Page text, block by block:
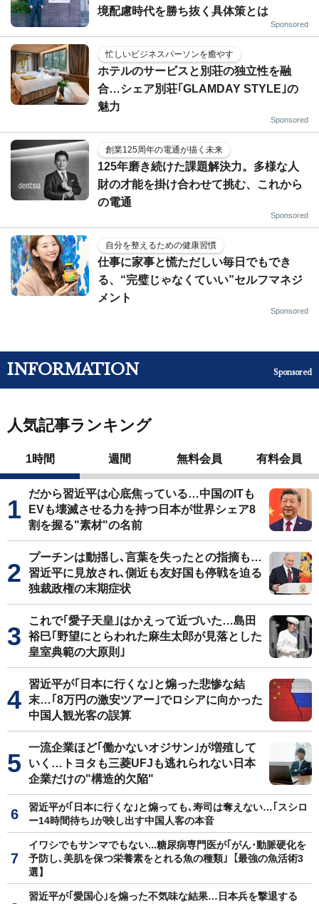
境配慮時代を勝ち抜く具体策とは
Sponsored
忙しいビジネスパーソンを癒やす
ホテルのサービスと別荘の独立性を融
合…シェア別荘｢GLAMDAY STYLE｣の
魅力
Sponsored
創業125周年の電通が描く未来
125年磨き続けた課題解決力。多様な人
財の才能を掛け合わせて挑む、これから
の電通
Sponsored
自分を整えるための健康習慣
仕事に家事と慌ただしい毎日でもでき
る、“完璧じゃなくていい”セルフマネジ
メント
Sponsored
INFORMATION Sponsored
人気記事ランキング
1時間 週間 無料会員 有料会員
だから習近平は心底焦っている…中国のITも
EVも壊滅させる力を持つ日本が世界シェア8
割を握る"素材"の名前
プーチンは動揺し､言葉を失ったとの指摘も…
習近平に見放され､側近も友好国も停戦を迫る
独裁政権の末期症状
これで｢愛子天皇｣はかえって近づいた…島田
裕巳｢野望にとらわれた麻生太郎が見落とした
皇室典範の大原則｣
習近平が｢日本に行くな｣と煽った悲惨な結
末…｢8万円の激安ツアー｣でロシアに向かった
中国人観光客の誤算
一流企業ほど｢働かないオジサン｣が増殖して
いく…トヨタも三菱UFJも逃れられない日本
企業だけの"構造的欠陥"
習近平が｢日本に行くな｣と煽っても､寿司は奪えない…｢スシロ
ー14時間待ち｣が映し出す中国人客の本音
イワシでもサンマでもない...糖尿病専門医が｢がん･動脈硬化を
予防し､美肌を保つ栄養素をとれる魚の種類｣【最強の魚活術3
選】
習近平が｢愛国心｣を煽った不気味な結果…日本兵を撃退する